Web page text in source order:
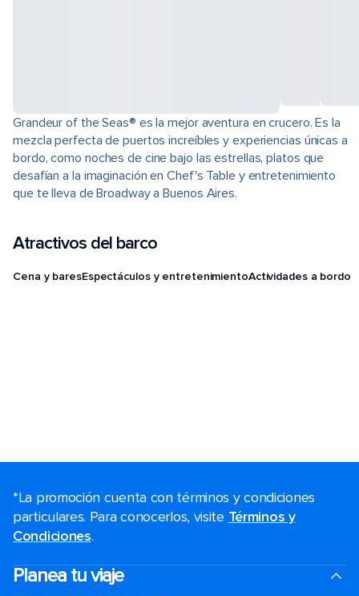
Grandeur of the Seas® es la mejor aventura en crucero. Es la
mezcla perfecta de puertos increíbles y experiencias únicas a
bordo, como noches de cine bajo las estrellas, platos que
desafían a la imaginación en Chef's Table y entretenimiento
que te lleva de Broadway a Buenos Aires.
Atractivos del barco
Cena y baresEspectáculos y entretenimientoActividades a bordo
*La promoción cuenta con términos y condiciones
particulares. Para conocerlos, visite Términos y
Condiciones.
Planea tu viaje